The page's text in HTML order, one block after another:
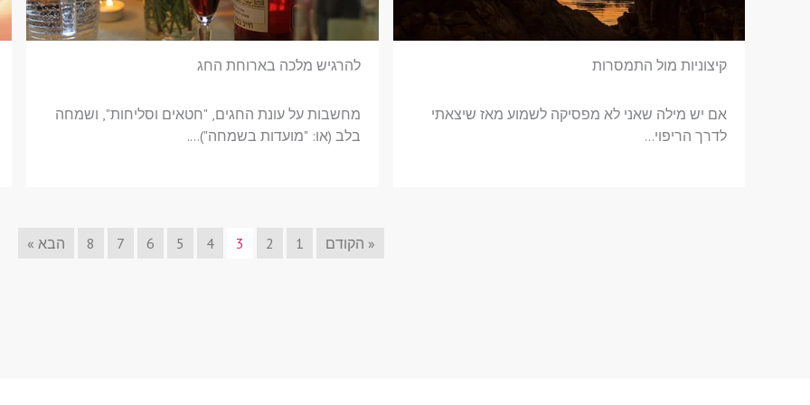
קיצוניות מול התמסרות
אם יש מילה שאני לא מפסיקה לשמוע מאז שיצאתי
לדרך הריפוי…
להרגיש מלכה בארוחת החג
מחשבות על עונת החגים, "חטאים וסליחות", ושמחה
בלב (או: "מועדות בשמחה")….
« הקודם 1
2
3
4
5
6
7
8 הבא »